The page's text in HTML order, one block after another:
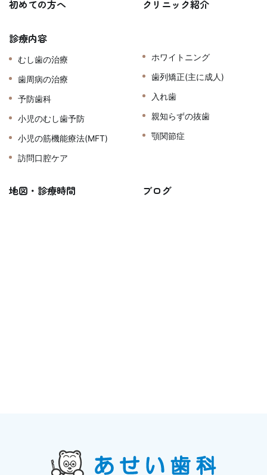
初めての方へ クリニック紹介
診療内容
むし歯の治療
歯周病の治療
予防歯科
小児のむし歯予防
小児の筋機能療法(MFT)
訪問口腔ケア
ホワイトニング
歯列矯正(主に成人)
入れ歯
親知らずの抜歯
顎関節症
地図・診療時間 ブログ